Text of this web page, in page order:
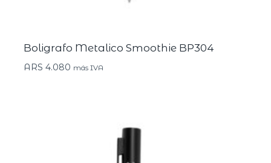
Boligrafo Metalico Smoothie BP304
ARS 4.080 más IVA